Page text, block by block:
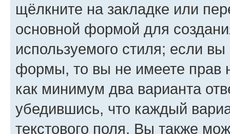
щёлкните на закладке или
основной формой для
используемого стиля; если
формы, то вы не имеете прав
как минимум два варианта
убедившись, что каждый
текстового поля. Вы также